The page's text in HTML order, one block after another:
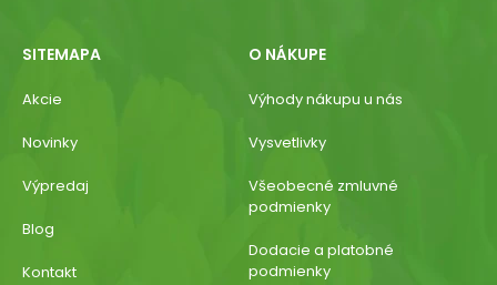
SITEMAPA
Akcie
Novinky
Výpredaj
Blog
Kontakt
O NÁKUPE
Výhody nákupu u nás
Vysvetlivky
Všeobecné zmluvné
podmienky
Dodacie a platobné
podmienky